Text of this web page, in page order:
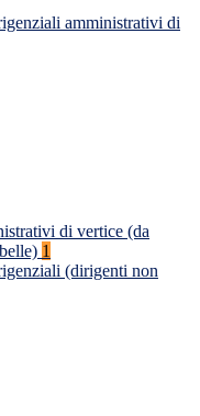
amministrativi di
di vertice (da
1
(dirigenti non